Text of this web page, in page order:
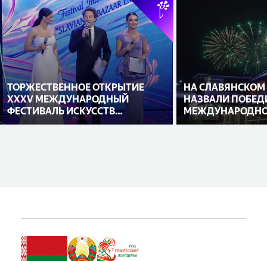
ТОРЖЕСТВЕННОЕ ОТКРЫТИЕ
XXXV МЕЖДУНАРОДНЫЙ
ФЕСТИВАЛЬ ИСКУССТВ
«СЛАВЯНСКИЙ БАЗАР В
НА СЛАВЯНСКОМ
НАЗВАЛИ
ИСПОЛНИТЕЛЕЙ